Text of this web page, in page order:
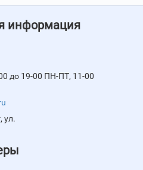
информация
до 19-00 ПН-ПТ, 11-00
ул.